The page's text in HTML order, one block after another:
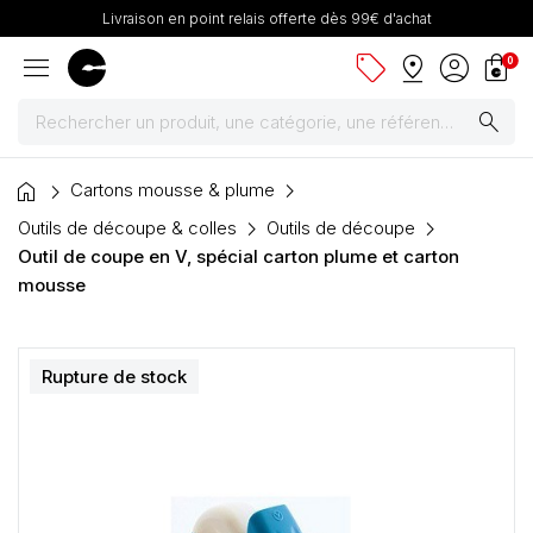
Livraison en point relais offerte dès 99€ d'achat
menu sell pin_drop account_circle shopping_bag
0
search
Peintures
Pinceaux & fournitures
Papiers
home
Cartons mousse & plume
Outils de découpe & colles
Outils de découpe
Outil de coupe en V, spécial carton plume et carton
mousse
Rupture de stock